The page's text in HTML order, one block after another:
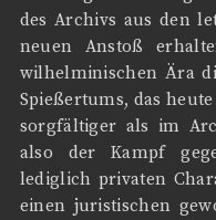
des Archivs aus den
neuen Anstoß
wilhelminischen Ära
Spießertums, das
sorgfältiger als im
also der Kampf
lediglich privaten
einen juristischen